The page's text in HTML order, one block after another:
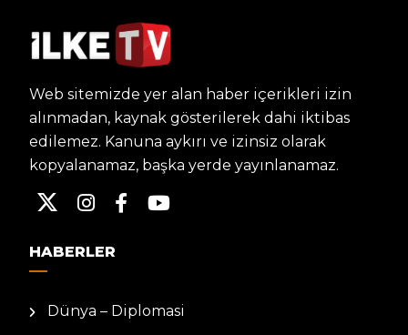
Web sitemizde yer alan haber içerikleri izin
alınmadan, kaynak gösterilerek dahi iktibas
edilemez. Kanuna aykırı ve izinsiz olarak
kopyalanamaz, başka yerde yayınlanamaz.
HABERLER
Dünya – Diplomasi